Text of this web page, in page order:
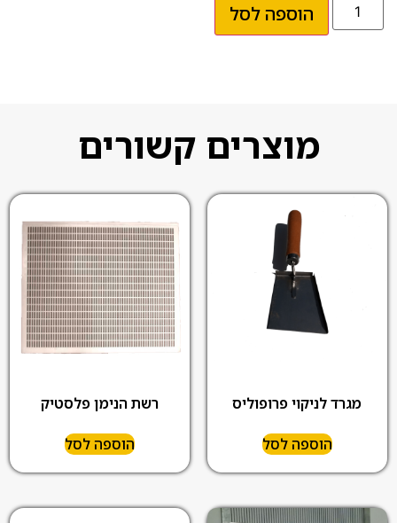
הוספה לסל
מוצרים קשורים
מגרד לניקוי פרופוליס
הוספה לסל
רשת הנימן פלסטיק
הוספה לסל